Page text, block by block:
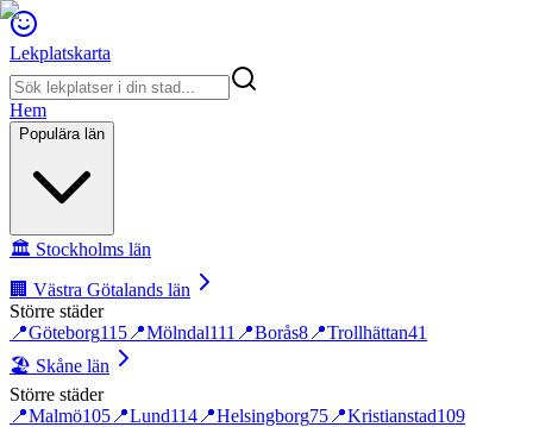
Lekplatskarta
Hem
Populära län
🏛️ Stockholms län
🏢 Västra Götalands län
Större städer
📍Göteborg115 📍Mölndal111 📍Borås8 📍Trollhättan41
🏖️ Skåne län
Större städer
📍Malmö105 📍Lund114 📍Helsingborg75 📍Kristianstad109